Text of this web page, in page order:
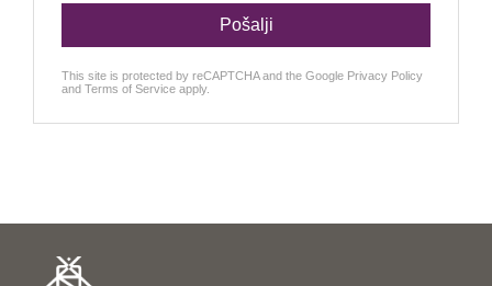
Pošalji
This site is protected by reCAPTCHA and the Google Privacy Policy
and Terms of Service apply.